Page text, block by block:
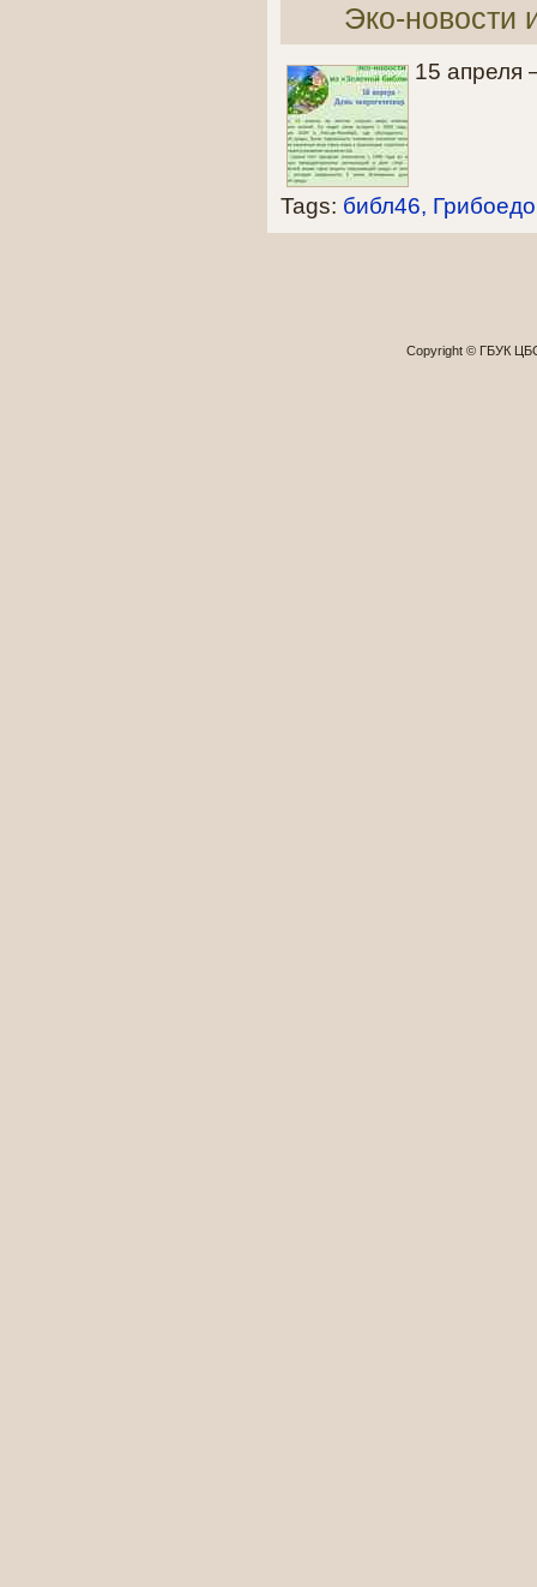
Эко-новости
15 апреля
Tags: библ46
Copyright © ГБУК